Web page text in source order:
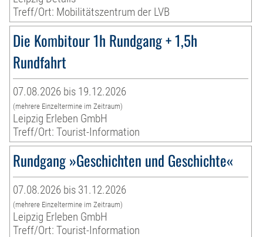
Treff/Ort: Mobilitätszentrum der LVB
Die Kombitour 1h Rundgang + 1,5h
Rundfahrt
07.08.2026 bis 19.12.2026
(mehrere Einzeltermine im Zeitraum)
Leipzig Erleben GmbH
Treff/Ort: Tourist-Information
Rundgang »Geschichten und Geschichte«
07.08.2026 bis 31.12.2026
(mehrere Einzeltermine im Zeitraum)
Leipzig Erleben GmbH
Treff/Ort: Tourist-Information